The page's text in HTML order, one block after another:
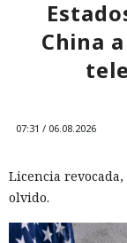
China
07:31 / 06.08.2026
Licencia
olvido.